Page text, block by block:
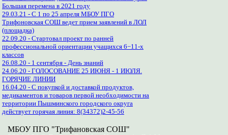
Большая перемена в 2021 году
29.03.21 - С 1 по 25 апреля МБОУ ПГО
Трифоновская СОШ ведет прием заявлений в ЛОЛ
(площадка)
22.09.20 - Стартовал проект по ранней
профессиональной ориентации учащихся 6−11-х
классов
26.08.20 - 1 сентября - День знаний
24.06.20 - ГОЛОСОВАНИЕ 25 ИЮНЯ - 1 ИЮЛЯ.
ГОРЯЧИЕ ЛИНИИ
16.04.20 - С покупкой и доставкой продуктов,
медикаментов и товаров первой необходимости на
территории Пышминского городского округа
действует горячая линия: 8(34372)2-45-56
МБОУ ПГО "Трифановская СОШ"